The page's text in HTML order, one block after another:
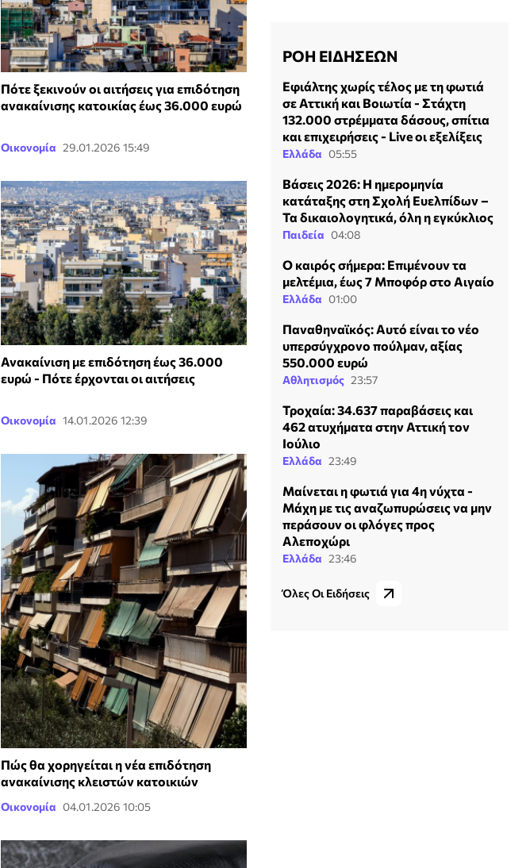
Πότε ξεκινούν οι αιτήσεις για επιδότηση
ανακαίνισης κατοικίας έως 36.000 ευρώ
Οικονομία 29.01.2026 15:49
Ανακαίνιση με επιδότηση έως 36.000
ευρώ - Πότε έρχονται οι αιτήσεις
Οικονομία 14.01.2026 12:39
Πώς θα χορηγείται η νέα επιδότηση
ανακαίνισης κλειστών κατοικιών
Οικονομία 04.01.2026 10:05
ΡΟΗ ΕΙΔΗΣΕΩΝ
Εφιάλτης χωρίς τέλος με τη φωτιά
σε Αττική και Βοιωτία - Στάχτη
132.000 στρέμματα δάσους, σπίτια
και επιχειρήσεις - Live οι εξελίξεις
Ελλάδα 05:55
Βάσεις 2026: Η ημερομηνία
κατάταξης στη Σχολή Ευελπίδων –
Τα δικαιολογητικά, όλη η εγκύκλιος
Παιδεία 04:08
Ο καιρός σήμερα: Επιμένουν τα
μελτέμια, έως 7 Μποφόρ στο Αιγαίο
Ελλάδα 01:00
Παναθηναϊκός: Αυτό είναι το νέο
υπερσύγχρονο πούλμαν, αξίας
550.000 ευρώ
Αθλητισμός 23:57
Τροχαία: 34.637 παραβάσεις και
462 ατυχήματα στην Αττική τον
Ιούλιο
Ελλάδα 23:49
Μαίνεται η φωτιά για 4η νύχτα -
Μάχη με τις αναζωπυρώσεις να μην
περάσουν οι φλόγες προς
Αλεποχώρι
Ελλάδα 23:46
Όλες Οι Ειδήσεις